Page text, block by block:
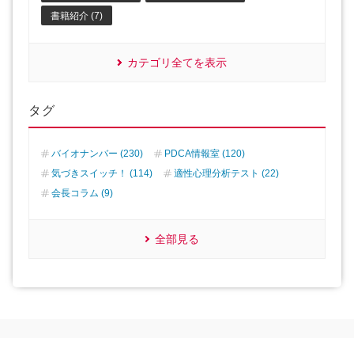
書籍紹介 (7)
カテゴリ全てを表示
タグ
バイオナンバー (230)
PDCA情報室 (120)
気づきスイッチ！ (114)
適性心理分析テスト (22)
会長コラム (9)
全部見る